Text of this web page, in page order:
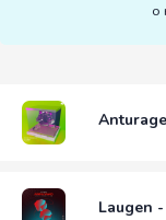
о
Laugen